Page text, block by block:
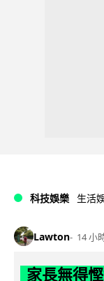
科技娛樂 生活
Lawton 14 小
家長無得